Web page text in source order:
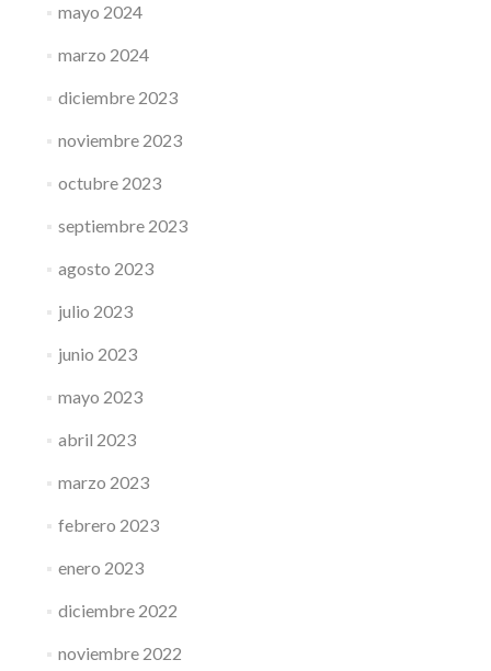
mayo 2024
marzo 2024
diciembre 2023
noviembre 2023
octubre 2023
septiembre 2023
agosto 2023
julio 2023
junio 2023
mayo 2023
abril 2023
marzo 2023
febrero 2023
enero 2023
diciembre 2022
noviembre 2022